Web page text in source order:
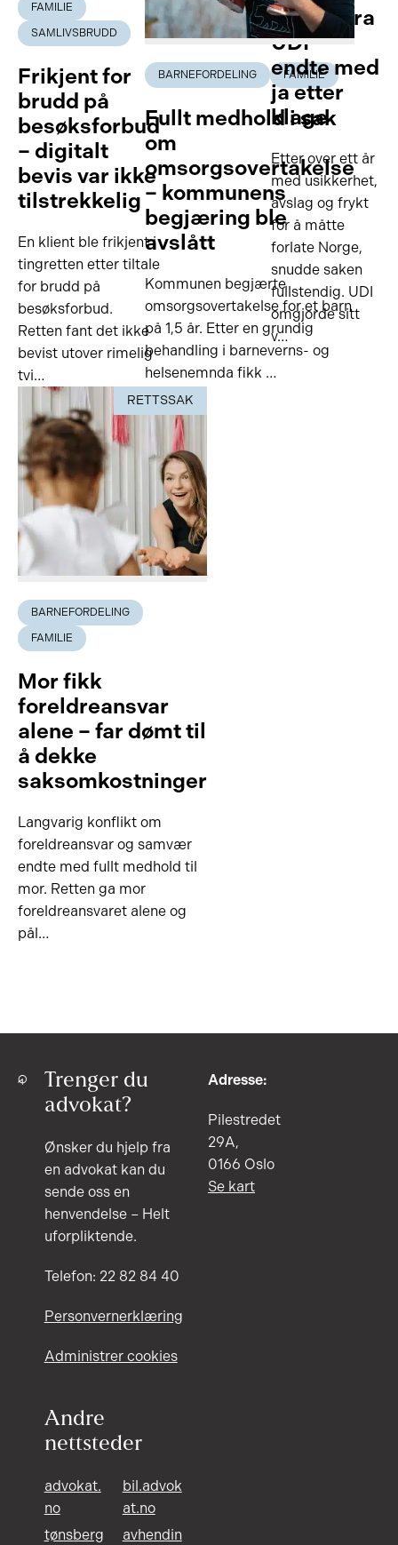
FAMILIE
SAMLIVSBRUDD
Frikjent for
brudd på
besøksforbud
– digitalt
bevis var ikke
tilstrekkelig
En klient ble frikjent i
tingretten etter tiltale
for brudd på
besøksforbud.
Retten fant det ikke
bevist utover rimelig
tvi…
BARNEFORDELING FAMILIE
Fullt medhold i sak
om
omsorgsovertakelse
– kommunens
begjæring ble
avslått
Kommunen begjærte
omsorgsovertakelse for et barn
på 1,5 år. Etter en grundig
behandling i barneverns- og
helsenemnda fikk …
Avslag fra
UDI –
endte med
ja etter
klage
Etter over ett år
med usikkerhet,
avslag og frykt
for å måtte
forlate Norge,
snudde saken
fullstendig. UDI
omgjorde sitt
v…
RETTSSAK
BARNEFORDELING
FAMILIE
Mor fikk
foreldreansvar
alene – far dømt til
å dekke
saksomkostninger
Langvarig konflikt om
foreldreansvar og samvær
endte med fullt medhold til
mor. Retten ga mor
foreldreansvaret alene og
pål…
Trenger du
advokat?
Ønsker du hjelp fra
en advokat kan du
sende oss en
henvendelse – Helt
uforpliktende.
Telefon: 22 82 84 40
Personvernerklæring
Administrer cookies
Andre
nettsteder
advokat.
no
bil.advok
at.no
tønsberg
avhendin
Adresse:
Pilestredet
29A,
0166 Oslo
Se kart